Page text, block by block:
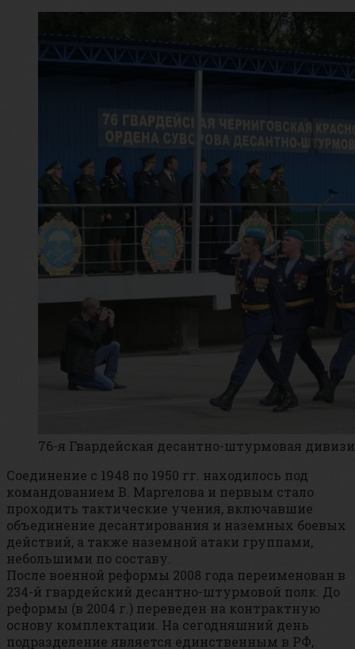
76-я Гвардейская десантно-штурмовая
Соединение с 1948 по 1950 гг. находилось под
командованием В. Маргелова и первым стало
проходить тактические учения, включавшие
объединение десантирования и наземных боевых
действий, а также наземной атаки группами,
небольшими по составу.
После военной реформы 2008 года переименован в
234-й гвардейский десантно-штурмовой полк. До
реформы (в 2004 г.) переведен на контрактную
основу комплектации. На сегодняшний день
подразделение является единственным в РФ,